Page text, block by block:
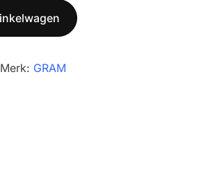
Merk: GRAM